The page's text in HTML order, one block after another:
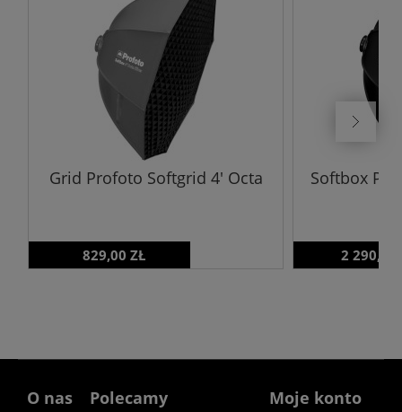
Grid Profoto Softgrid 4' Octa
829,00 ZŁ
Softbox
2 290,00
O nas Polecamy Moje konto